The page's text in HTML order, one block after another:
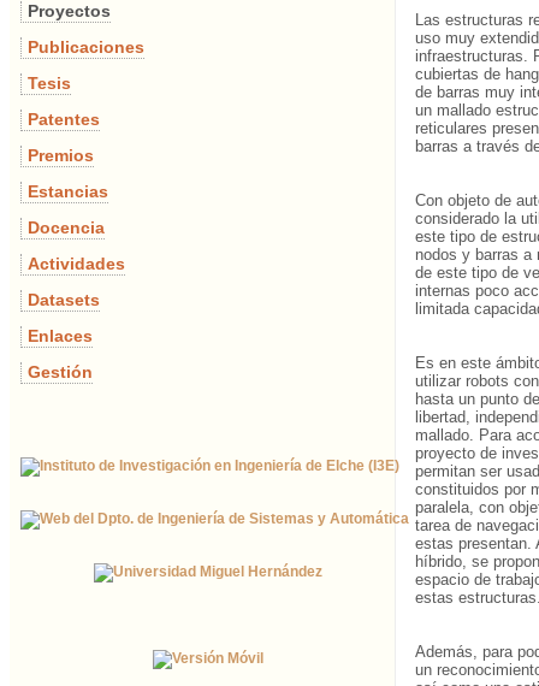
Proyectos
Publicaciones
Tesis
Patentes
Premios
Estancias
Docencia
Actividades
Datasets
Enlaces
Gestión
Las estructuras
uso muy
infraestructuras.
cubiertas de
de barras muy
un mallado
reticulares
barras a través
Con objeto de
considerado la
este tipo de
nodos y barras a
de este tipo de
internas poco
limitada
Es en este
utilizar robots
hasta un punto
libertad,
mallado. Para
proyecto de
permitan ser
constituidos por
paralela, con
tarea de
estas presentan.
híbrido, se
espacio de
estas
Además, para
un